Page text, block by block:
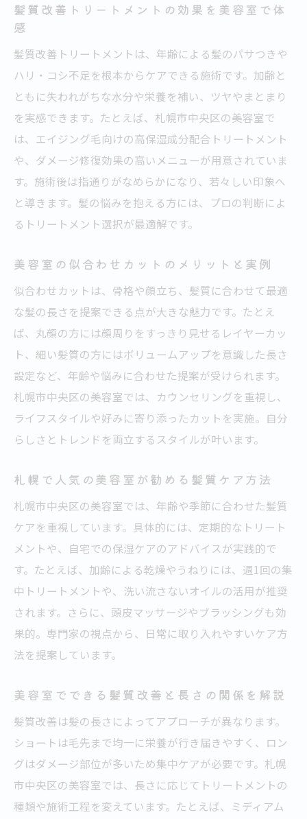
髪質改善トリートメントの効果を美容室で体
感
髪質改善トリートメントは、年齢による髪のパサつきや
ハリ・コシ不足を根本からケアできる施術です。加齢と
ともに失われがちな水分や栄養を補い、ツヤやまとまり
を実感できます。たとえば、札幌市中央区の美容室で
は、エイジング毛向けの高保湿成分配合トリートメント
や、ダメージ修復効果の高いメニューが用意されていま
す。施術後は指通りがなめらかになり、若々しい印象へ
と導きます。髪の悩みを抱える方には、プロの判断によ
るトリートメント選択が最適解です。
美容室の似合わせカットのメリットと実例
似合わせカットは、骨格や顔立ち、髪質に合わせて最適
な髪の長さを提案できる点が大きな魅力です。たとえ
ば、丸顔の方には顔周りをすっきり見せるレイヤーカッ
ト、細い髪質の方にはボリュームアップを意識した長さ
設定など、年齢や悩みに合わせた提案が受けられます。
札幌市中央区の美容室では、カウンセリングを重視し、
ライフスタイルや好みに寄り添ったカットを実施。自分
らしさとトレンドを両立するスタイルが叶います。
札幌で人気の美容室が勧める髪質ケア方法
札幌市中央区の美容室では、年齢や季節に合わせた髪質
ケアを重視しています。具体的には、定期的なトリート
メントや、自宅での保湿ケアのアドバイスが実践的で
す。たとえば、加齢による乾燥やうねりには、週1回の集
中トリートメントや、洗い流さないオイルの活用が推奨
されます。さらに、頭皮マッサージやブラッシングも効
果的。専門家の視点から、日常に取り入れやすいケア方
法を提案しています。
美容室でできる髪質改善と長さの関係を解説
髪質改善は髪の長さによってアプローチが異なります。
ショートは毛先まで均一に栄養が行き届きやすく、ロン
グはダメージ部位が多いため集中ケアが必要です。札幌
市中央区の美容室では、長さに応じてトリートメントの
種類や施術工程を変えています。たとえば、ミディアム